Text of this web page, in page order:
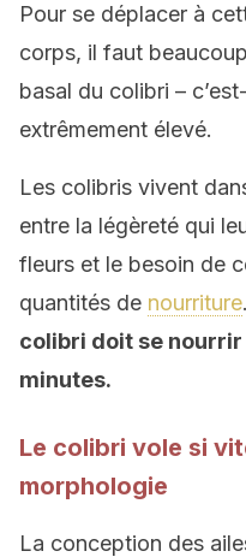
Pour se déplacer à
corps, il faut
basal du colibri –
extrêmement élevé.
Les colibris vivent
entre la légèreté qui
fleurs et le besoin de
quantités de nourriture.
colibri doit se nourrir
minutes.
Le colibri vole si
morphologie
La conception des